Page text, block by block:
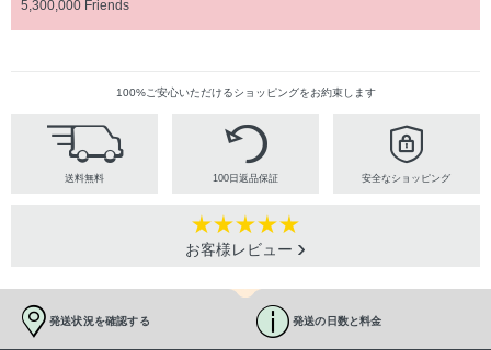
5,300,000 Friends
100%ご安心いただけるショッピングをお約束します
送料無料 100日返品保証 安全なショッピング
お客様レビュー
発送状況を確認する 発送の日数と料金